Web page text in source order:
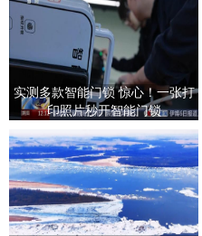
实测多款智能门锁 惊心！一张打
印照片秒开智能门锁